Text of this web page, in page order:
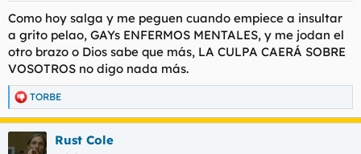
:
Como hoy salga y me peguen cuando empiece a insultar
a grito pelao, GAYs ENFERMOS MENTALES, y me jodan el
otro brazo o Dios sabe que más, LA CULPA CAERÁ SOBRE
VOSOTROS no digo nada más.
R
e
a
TORBE
Rust Cole